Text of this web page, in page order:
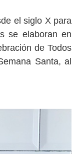
el siglo X para
se elaboran en
de Todos
Santa, al